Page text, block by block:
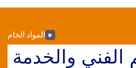
المواد الخام
الفني والخدمة